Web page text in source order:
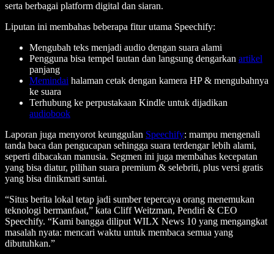
serta berbagai platform digital dan siaran.
Liputan ini membahas beberapa fitur utama Speechify:
Mengubah teks menjadi audio dengan suara alami
Pengguna bisa tempel tautan dan langsung dengarkan artikel
panjang
Memindai halaman cetak dengan kamera HP & mengubahnya
ke suara
Terhubung ke perpustakaan Kindle untuk dijadikan
audiobook
Laporan juga menyorot keunggulan Speechify: mampu mengenali
tanda baca dan pengucapan sehingga suara terdengar lebih alami,
seperti dibacakan manusia. Segmen ini juga membahas kecepatan
yang bisa diatur, pilihan suara premium & selebriti, plus versi gratis
yang bisa dinikmati santai.
“Situs berita lokal tetap jadi sumber tepercaya orang menemukan
teknologi bermanfaat,” kata Cliff Weitzman, Pendiri & CEO
Speechify. “Kami bangga diliput WILX News 10 yang mengangkat
masalah nyata: mencari waktu untuk membaca semua yang
dibutuhkan.”